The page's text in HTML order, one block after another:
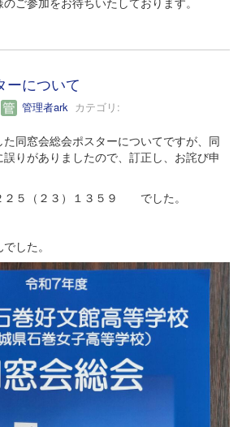
ーについて
管理者ark カテゴリ:
同窓会総会ポスターについてですが、同
りがありましたので、訂正し、お詫び申
５（２３）１３５９ でした。
した。